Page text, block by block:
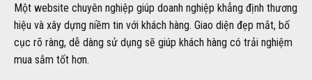
Một website chuyên nghiệp giúp doanh nghiệp khẳng định thương
hiệu và xây dựng niềm tin với khách hàng. Giao diện đẹp mắt, bố
cục rõ ràng, dễ dàng sử dụng sẽ giúp khách hàng có trải nghiệm
mua sắm tốt hơn.